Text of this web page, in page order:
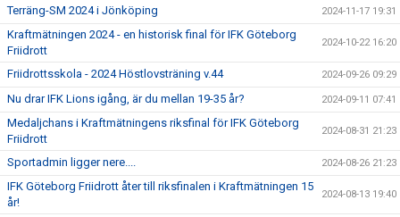
Terräng-SM 2024 i Jönköping 2024-11-17 19:31
Kraftmätningen 2024 - en historisk final för IFK Göteborg
Friidrott
2024-10-22 16:20
Friidrottsskola - 2024 Höstlovsträning v.44 2024-09-26 09:29
Nu drar IFK Lions igång, är du mellan 19-35 år? 2024-09-11 07:41
Medaljchans i Kraftmätningens riksfinal för IFK Göteborg
Friidrott
2024-08-31 21:23
Sportadmin ligger nere.... 2024-08-26 21:23
IFK Göteborg Friidrott åter till riksfinalen i Kraftmätningen 15
år!
2024-08-13 19:40